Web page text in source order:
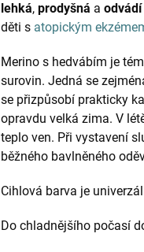
lehká, prodyšná a odvádí
děti s atopickým
Merino s hedvábím je
surovin. Jedná se
se přizpůsobí prakticky
opravdu velká zima. V
teplo ven. Při vystavení
běžného bavlněného
Cihlová barva je
Do chladnějšího počasí